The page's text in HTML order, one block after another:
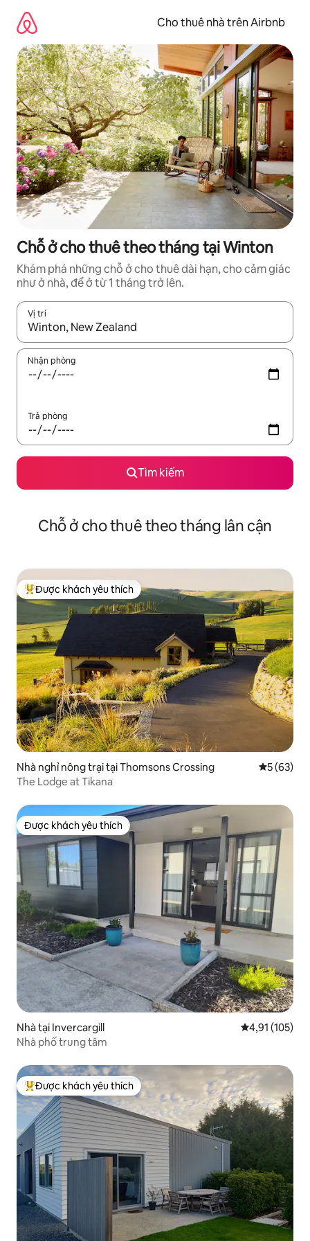
dung
Cho thuê nhà trên Airbnb
Chỗ ở cho thuê theo tháng tại Winton
Khám phá những chỗ ở cho thuê dài hạn, cho cảm giác
như ở nhà, để ở từ 1 tháng trở lên.
Vị trí
Khi có kết quả, hãy điều hướng bằng phím mũi tên lên và
Nhận phòng
Trả phòng
Tìm kiếm
Chỗ ở cho thuê theo tháng lân cận
Được khách yêu thích nhất
Được khách yêu thích
Nhà nghỉ nông trại tại Thomsons Crossing Xếp hạng
5 (63)
The Lodge at Tikana
Được khách yêu thích
Được khách yêu thích
Nhà tại Invercargill Xếp hạng
4,91 (105)
Nhà phố trung tâm
Được khách yêu thích nhất
Được khách yêu thích